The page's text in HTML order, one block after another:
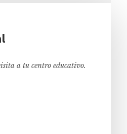
a tu centro educativo.